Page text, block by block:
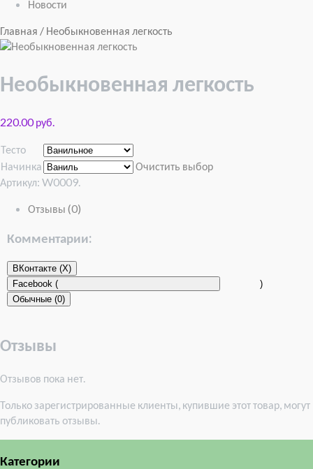
Новости
Главная / Необыкновенная легкость
Необыкновенная легкость
220.00 руб.
Тесто
Начинка
Очистить выбор
Артикул: W0009.
Отзывы (0)
Комментарии:
ВКонтакте (X)
Facebook (
)
Обычные (0)
Отзывы
Отзывов пока нет.
Только зарегистрированные клиенты, купившие этот товар, могут
публиковать отзывы.
Категории